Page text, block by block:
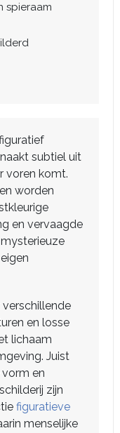
spieraam
subtiel uit
voren komt.
worden
en vervaagde
en losse
lichaam
Juist
en
zijn
figuratieve
menselijke